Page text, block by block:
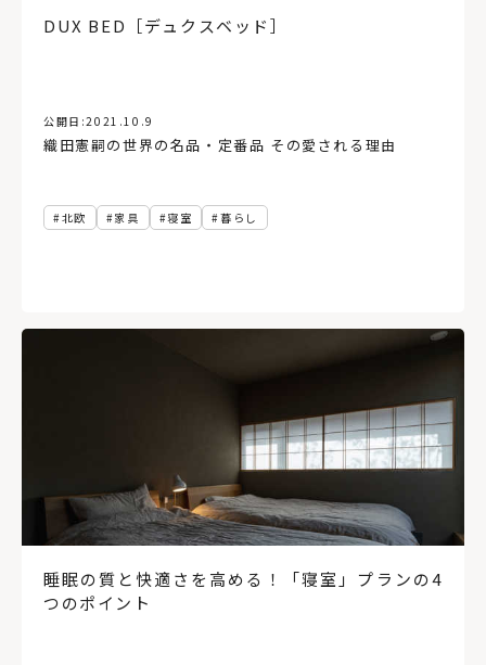
DUX BED［デュクスベッド］
公開日:2021.10.9
織田憲嗣の世界の名品・定番品 その愛される理由
北欧 家具 寝室 暮らし
睡眠の質と快適さを高める！「寝室」プランの4
つのポイント